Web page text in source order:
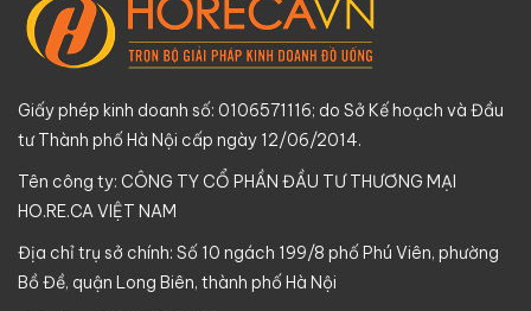
Giấy phép kinh doanh số: 0106571116; do Sở Kế hoạch và Đầu
tư Thành phố Hà Nội cấp ngày 12/06/2014.
Tên công ty: CÔNG TY CỔ PHẦN ĐẦU TƯ THƯƠNG MẠI
HO.RE.CA VIỆT NAM
Địa chỉ trụ sở chính: Số 10 ngách 199/8 phố Phú Viên, phường
Bồ Đề, quận Long Biên, thành phố Hà Nội